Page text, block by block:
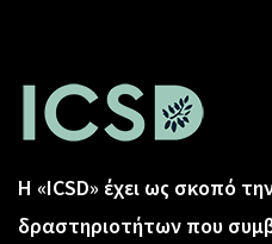
Η «ICSD» έχει ως σκοπό
δραστηριοτήτων που